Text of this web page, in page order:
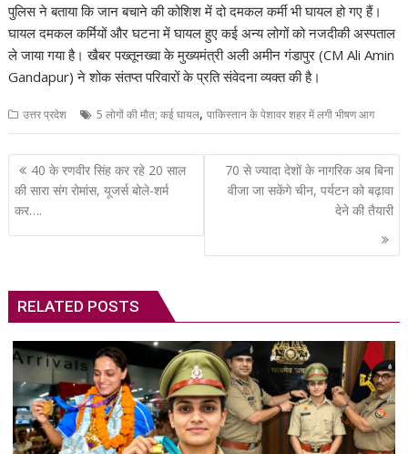
पुलिस ने बताया कि जान बचाने की कोशिश में दो दमकल कर्मी भी घायल हो गए हैं।
घायल दमकल कर्मियों और घटना में घायल हुए कई अन्य लोगों को नजदीकी अस्पताल
ले जाया गया है। खैबर पख्तूनख्वा के मुख्यमंत्री अली अमीन गंडापुर (CM Ali Amin
Gandapur) ने शोक संतप्त परिवारों के प्रति संवेदना व्यक्त की है।
उत्तर प्रदेश 5 लोगों की मौत; कई घायल,पाकिस्तान के पेशावर शहर में लगी भीषण आग
Post
navigation
40 के रणवीर सिंह कर रहे 20 साल
की सारा संग रोमांस, यूजर्स बोले-शर्म
कर….
70 से ज्यादा देशों के नागरिक अब बिना
वीजा जा सकेंगे चीन, पर्यटन को बढ़ावा
देने की तैयारी
RELATED POSTS